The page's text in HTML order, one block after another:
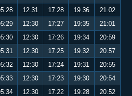
12:31 17:28 19:36
21:02
12:30 17:27 19:35
21:01
12:30 17:26 19:34
20:59
12:30 17:25 19:32
20:57
12:30 17:24 19:31
20:55
12:30 17:23 19:30
20:54
12:30 17:22 19:28
20:52